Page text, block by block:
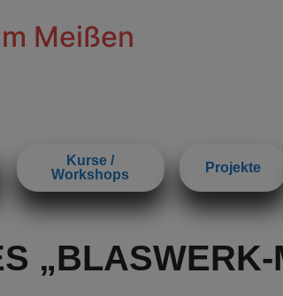
Meißen
Kurse /
Workshops
Projekte
„BLASWERK-